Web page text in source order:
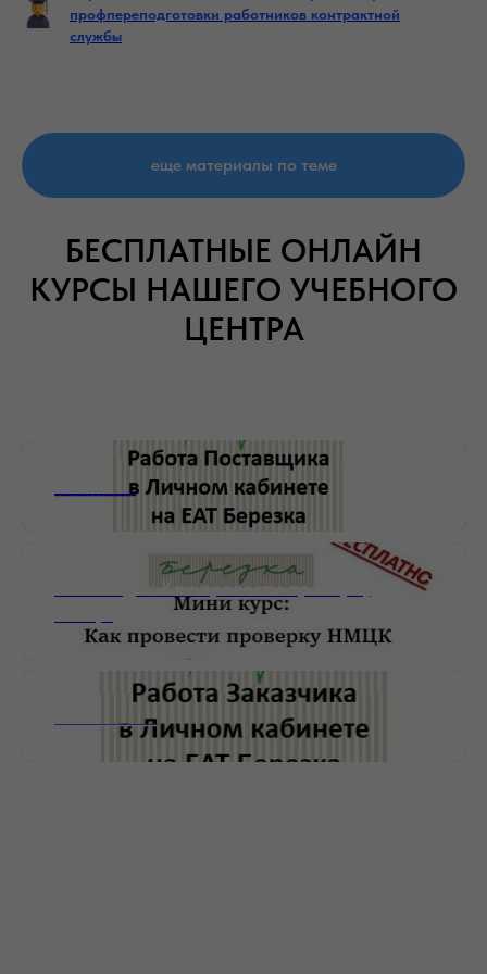
профпереподготовки работников контрактной
службы
еще материалы по теме
БЕСПЛАТНЫЕ ОНЛАЙН
КУРСЫ НАШЕГО УЧЕБНОГО
ЦЕНТРА
_______________
Мини-курс: Как провести проверку
___________________